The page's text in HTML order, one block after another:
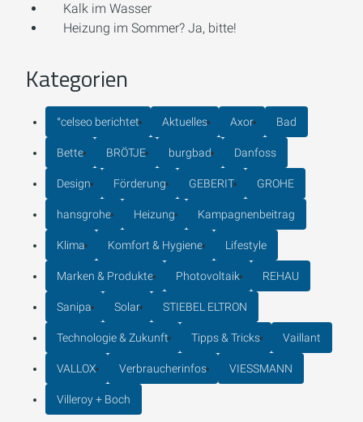
Kalk im Wasser
Heizung im Sommer? Ja, bitte!
Kategorien
°celseo berichtet Aktuelles Axor Bad
Bette BRÖTJE burgbad Danfoss
Design Förderung GEBERIT GROHE
hansgrohe Heizung Kampagnenbeitrag
Klima Komfort & Hygiene Lifestyle
Marken & Produkte Photovoltaik REHAU
Sanipa Solar STIEBEL ELTRON
Technologie & Zukunft Tipps & Tricks Vaillant
VALLOX Verbraucherinfos VIESSMANN
Villeroy + Boch